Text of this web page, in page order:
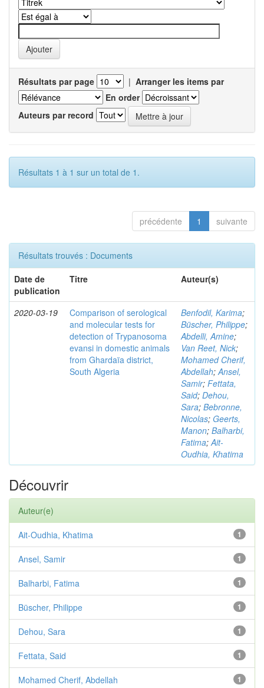
Résultats par page | Arranger les items par
En order
Auteurs par record
Résultats 1 à 1 sur un total de 1.
précédente 1 suivante
Résultats trouvés : Documents
Date de
publication
Titre Auteur(s)
2020-03-19
Comparison of serological
and molecular tests for
detection of Trypanosoma
evansi in domestic animals
from Ghardaïa district,
South Algeria
Benfodil, Karima;
Büscher, Philippe;
Abdelli, Amine;
Van Reet, Nick;
Mohamed Cherif,
Abdellah;Ansel,
Samir; Fettata,
Said; Dehou,
Sara; Bebronne,
Nicolas; Geerts,
Manon; Balharbi,
Fatima;Ait-
Oudhia, Khatima
Découvrir
Auteur(e)
1
Ait-Oudhia, Khatima
1
Ansel, Samir
1
Balharbi, Fatima
1
Büscher, Philippe
1
Dehou, Sara
1
Fettata, Said
1
Mohamed Cherif, Abdellah